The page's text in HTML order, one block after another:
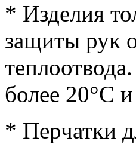
* Изделия
защиты рук
более 20°С
* Перчатки